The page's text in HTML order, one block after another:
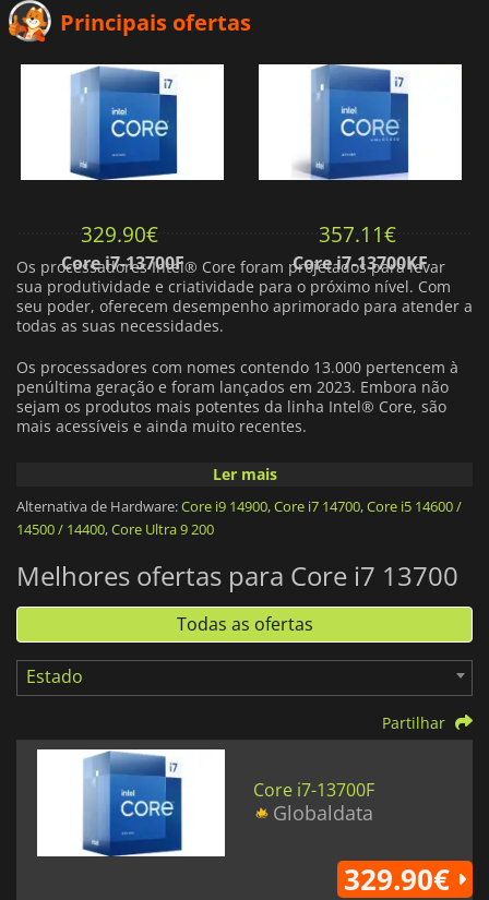
Principais ofertas
329.90€
Core i7-13700F
357.11€
Core i7-13700KF
Os processadores Intel® Core foram projetados para levar
sua produtividade e criatividade para o próximo nível. Com
seu poder, oferecem desempenho aprimorado para atender a
todas as suas necessidades.
Os processadores com nomes contendo 13.000 pertencem à
penúltima geração e foram lançados em 2023. Embora não
sejam os produtos mais potentes da linha Intel® Core, são
mais acessíveis e ainda muito recentes.
Intel Core i7 13700K
memória Intel® Smart Cache.
gráficos integrados e benefícios adicionais. O Intel Core i7
13700F e o Intel Core i7 13700KFnão possuem gráficos
integrados, mas oIntel Core i7 13700e oIntel Core i7 13700K
são equipados com uma GPUIntel® UHD Graphics 770
Ler mais
Alternativa de Hardware:Core i9 14900,Core i7 14700,Core i5 14600 /
14500 / 14400,Core Ultra 9 200
Melhores ofertas para Core i7 13700
Todas as ofertas
Estado
Partilhar
Core i7-13700F
Globaldata
329.90€